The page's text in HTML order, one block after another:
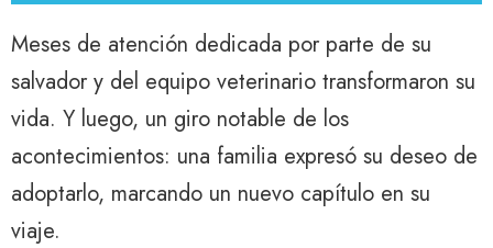
Meses de atención dedicada por parte de su
salvador y del equipo veterinario transformaron su
vida. Y luego, un giro notable de los
acontecimientos: una familia expresó su deseo de
adoptarlo, marcando un nuevo capítulo en su
viaje.